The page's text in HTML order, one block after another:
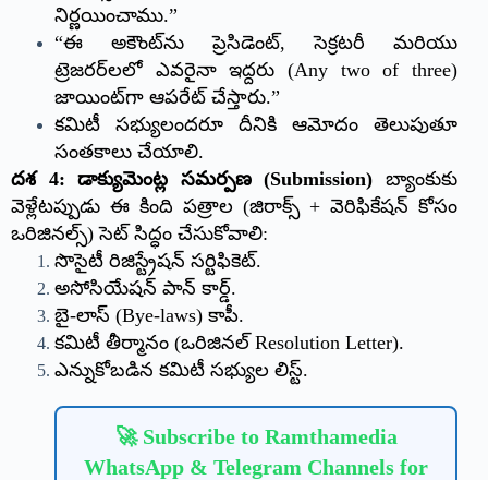
నిర్ణయించాము.”
“ఈ అకౌంట్‌ను ప్రెసిడెంట్, సెక్రటరీ మరియు
ట్రెజరర్‌లలో ఎవరైనా ఇద్దరు (Any two of three)
జాయింట్‌గా ఆపరేట్ చేస్తారు.”
కమిటీ సభ్యులందరూ దీనికి ఆమోదం తెలుపుతూ
సంతకాలు చేయాలి.
దశ 4: డాక్యుమెంట్ల సమర్పణ (Submission) బ్యాంకుకు
వెళ్లేటప్పుడు ఈ కింది పత్రాల (జిరాక్స్ + వెరిఫికేషన్ కోసం
ఒరిజినల్స్) సెట్ సిద్ధం చేసుకోవాలి:
సొసైటీ రిజిస్ట్రేషన్ సర్టిఫికెట్.
అసోసియేషన్ పాన్ కార్డ్.
బై-లాస్ (Bye-laws) కాపీ.
కమిటీ తీర్మానం (ఒరిజినల్ Resolution Letter).
ఎన్నుకోబడిన కమిటీ సభ్యుల లిస్ట్.
🚀 Subscribe to Ramthamedia
WhatsApp & Telegram Channels for